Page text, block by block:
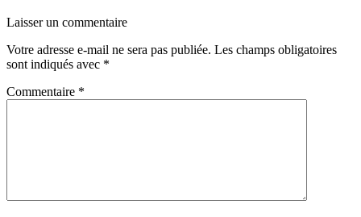
Laisser un commentaire
Votre adresse e-mail ne sera pas publiée. Les champs obligatoires
sont indiqués avec *
Commentaire *